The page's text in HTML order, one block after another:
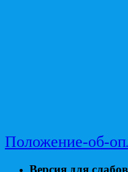
Положение-об-
Версия для